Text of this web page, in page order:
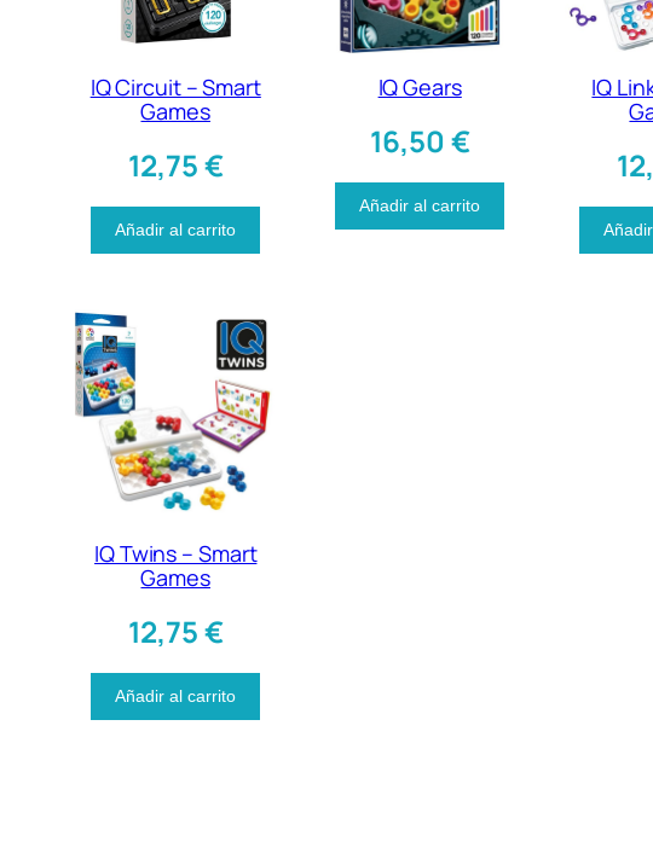
IQ Circuit – Smart
Games
12,75€
Añadir al carrito
IQ Gears
16,50€
Añadir al carrito
IQ
IQ Twins – Smart
Games
12,75€
Añadir al carrito